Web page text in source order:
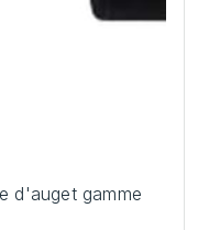
d'auget gamme